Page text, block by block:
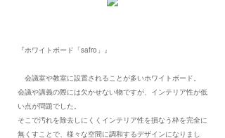
『ホワイトボード「safro」』
会議室や教室に設置されることが多いホワイトボード。
会議や講義の際には欠かせない物ですが、インテリア性が低
い点が問題でした。
そこで汚れを除去しにくくインテリア性を損なう枠を完全に
無くすことで、様々な空間に調和するデザインになりまし